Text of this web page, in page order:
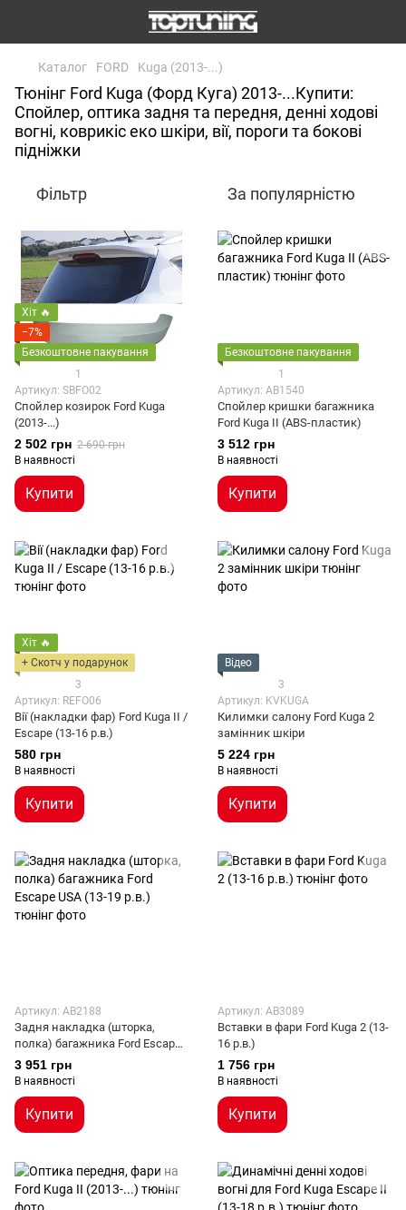
Каталог FORD Kuga (2013-...)
Тюнінг Ford Kuga (Форд Куга) 2013-...Купити:
Спойлер, оптика задня та передня, денні ходові
вогні, коврикіс еко шкіри, вії, пороги та бокові
підніжки
Фільтр За популярністю
Хіт 🔥
−7%
Безкоштовне пакування
1
Артикул: SBFO02
Спойлер козирок Ford Kuga
(2013-...)
2 502 грн 2 690 грн
В наявності
Купити
Безкоштовне пакування
1
Артикул: AB1540
Спойлер кришки багажника
Ford Kuga II (ABS-пластик)
3 512 грн
В наявності
Купити
Хіт 🔥
+ Скотч у подарунок
3
Артикул: REFO06
Вії (накладки фар) Ford Kuga II /
Escape (13-16 р.в.)
580 грн
В наявності
Купити
Відео
3
Артикул: KVKUGA
Килимки салону Ford Kuga 2
замінник шкіри
5 224 грн
В наявності
Купити
Артикул: AB2188
Задня накладка (шторка,
полка) багажника Ford Escape
USA (13-19 р.в.)
3 951 грн
В наявності
Купити
Артикул: AB3089
Вставки в фари Ford Kuga 2 (13-
16 р.в.)
1 756 грн
В наявності
Купити